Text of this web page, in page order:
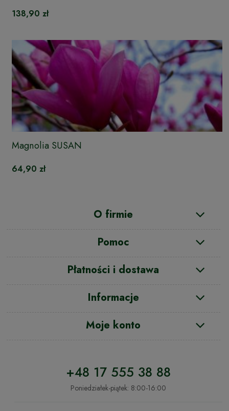
138,90 zł
Magnolia SUSAN
64,90 zł
O firmie
Pomoc
Płatności i dostawa
Informacje
Moje konto
+48 17 555 38 88
Poniedziałek-piątek: 8:00-16:00